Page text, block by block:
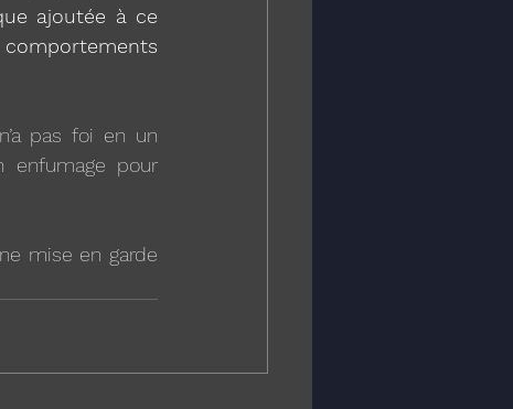
ajoutée à ce
pas foi en un
enfumage pour
mise en garde